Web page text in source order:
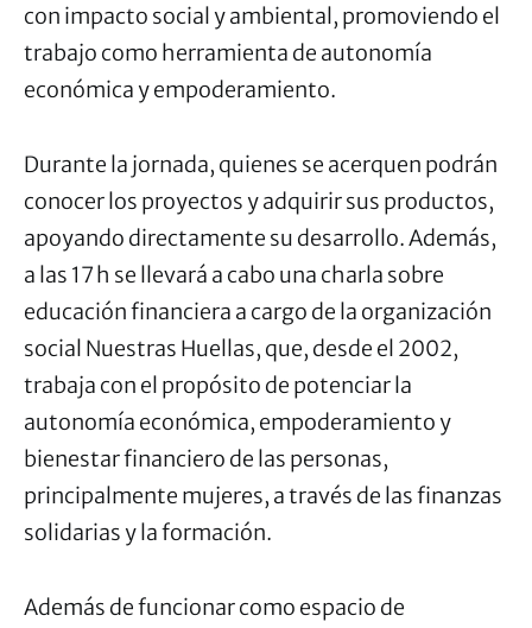
con impacto social y ambiental, promoviendo el
trabajo como herramienta de autonomía
económica y empoderamiento.
Durante la jornada, quienes se acerquen podrán
conocer los proyectos y adquirir sus productos,
apoyando directamente su desarrollo. Además,
a las 17 h se llevará a cabo una charla sobre
educación financiera a cargo de la organización
social Nuestras Huellas, que, desde el 2002,
trabaja con el propósito de potenciar la
autonomía económica, empoderamiento y
bienestar financiero de las personas,
principalmente mujeres, a través de las finanzas
solidarias y la formación.
Además de funcionar como espacio de